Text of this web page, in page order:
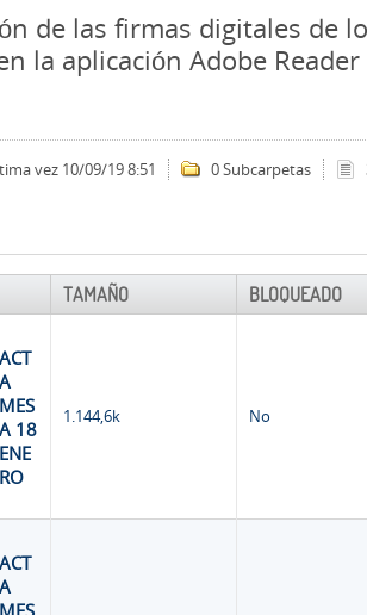
de las firmas digitales de
la aplicación Adobe Reader
vez 10/09/19 8:51 0 Subcarpetas
TAMAÑO BLOQUEADO
ACT
A
MES
A 18
ENE
RO
1.144,6k No
ACT
A
MES